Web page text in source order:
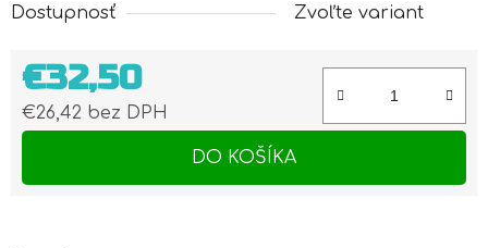
Dostupnosť Zvoľte variant
€32,50
€26,42 bez DPH
DO KOŠÍKA